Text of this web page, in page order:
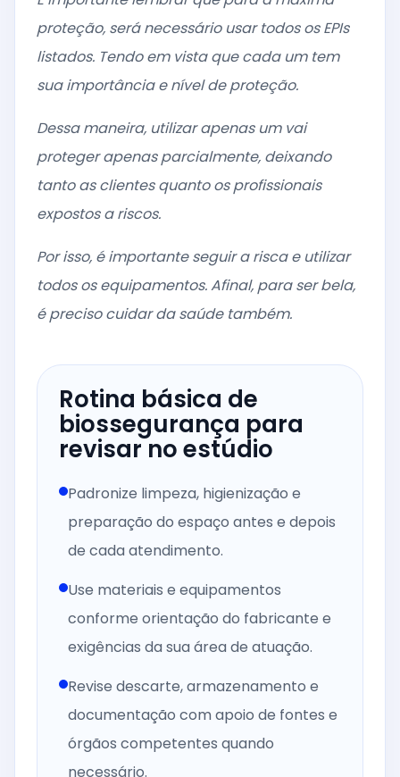
proteção, será necessário usar todos os EPIs
listados. Tendo em vista que cada um tem
sua importância e nível de proteção.
Dessa maneira, utilizar apenas um vai
proteger apenas parcialmente, deixando
tanto as clientes quanto os profissionais
expostos a riscos.
Por isso, é importante seguir a risca e utilizar
todos os equipamentos. Afinal, para ser bela,
é preciso cuidar da saúde também.
Rotina básica de
biossegurança para
revisar no estúdio
Padronize limpeza, higienização e
preparação do espaço antes e depois
de cada atendimento.
Use materiais e equipamentos
conforme orientação do fabricante e
exigências da sua área de atuação.
Revise descarte, armazenamento e
documentação com apoio de fontes e
órgãos competentes quando
necessário.